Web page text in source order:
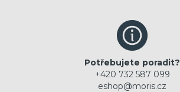
Potřebujete poradit?
+420 732 587 099
eshop@moris.cz